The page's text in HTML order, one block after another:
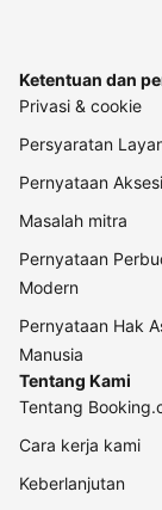
Ketentuan dan
Privasi & cookie
Persyaratan
Pernyataan
Masalah mitra
Pernyataan
Modern
Pernyataan Hak
Manusia
Tentang Kami
Tentang
Cara kerja kami
Keberlanjutan